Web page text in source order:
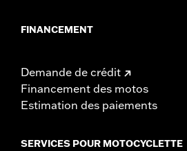
FINANCEMENT
Demande de crédit
Financement des motos
Estimation des paiements
SERVICES POUR MOTOCYCLETTE